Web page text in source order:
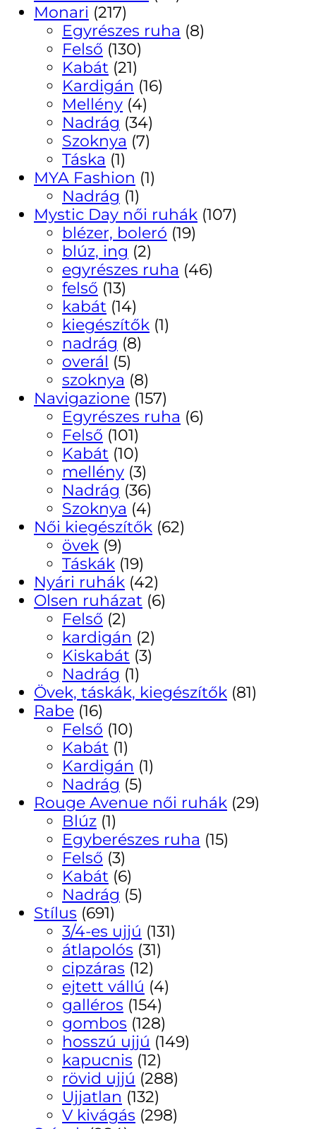
Monari (217)
Egyrészes ruha (8)
Felső (130)
Kabát (21)
Kardigán (16)
Mellény (4)
Nadrág (34)
Szoknya (7)
Táska (1)
MYA Fashion (1)
Nadrág (1)
Mystic Day női ruhák (107)
blézer, boleró (19)
blúz, ing (2)
egyrészes ruha (46)
felső (13)
kabát (14)
kiegészítők (1)
nadrág (8)
overál (5)
szoknya (8)
Navigazione (157)
Egyrészes ruha (6)
Felső (101)
Kabát (10)
mellény (3)
Nadrág (36)
Szoknya (4)
Női kiegészítők (62)
övek (9)
Táskák (19)
Nyári ruhák (42)
Olsen ruházat (6)
Felső (2)
kardigán (2)
Kiskabát (3)
Nadrág (1)
Övek, táskák, kiegészítők (81)
Rabe (16)
Felső (10)
Kabát (1)
Kardigán (1)
Nadrág (5)
Rouge Avenue női ruhák (29)
Blúz (1)
Egyberészes ruha (15)
Felső (3)
Kabát (6)
Nadrág (5)
Stílus (691)
3/4-es ujjú (131)
átlapolós (31)
cipzáras (12)
ejtett vállú (4)
galléros (154)
gombos (128)
hosszú ujjú (149)
kapucnis (12)
rövid ujjú (288)
Ujjatlan (132)
V kivágás (298)